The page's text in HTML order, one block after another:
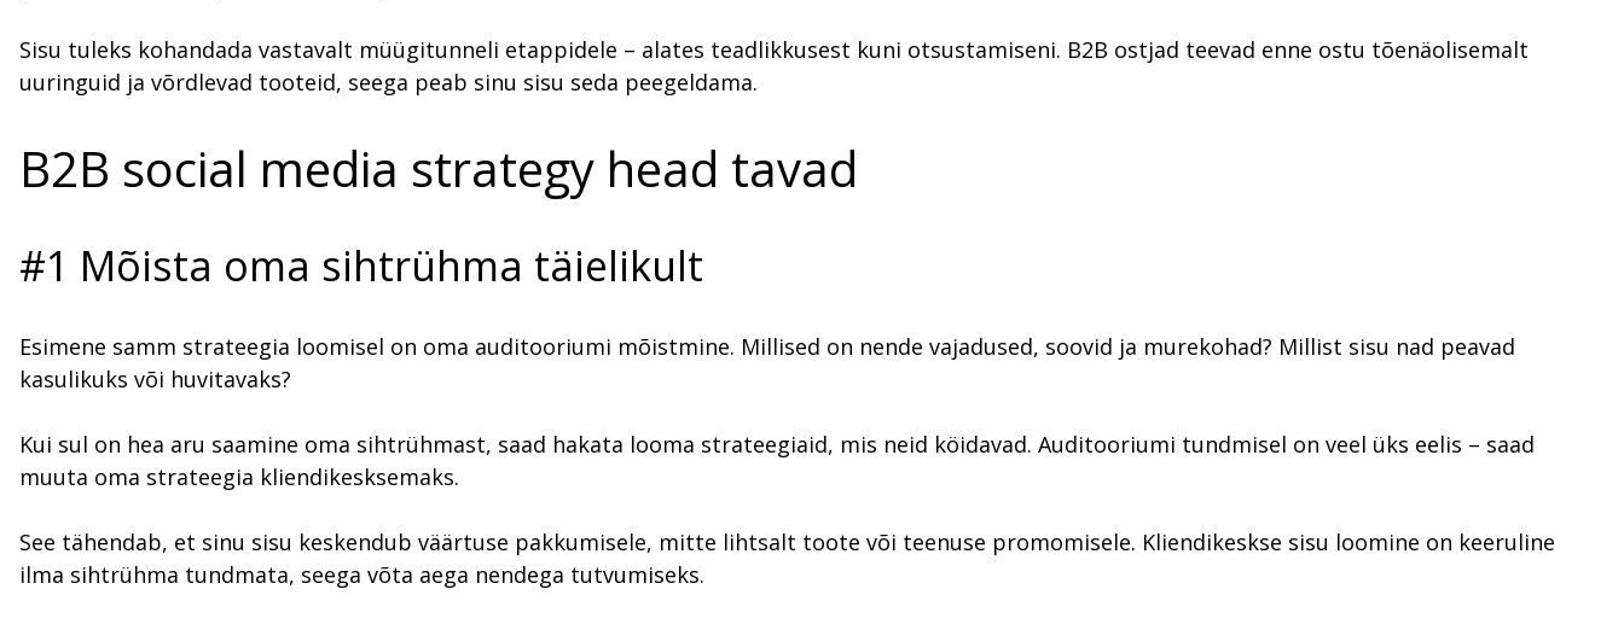
Sisu tuleks kohandada vastavalt müügitunneli etappidele – alates teadlikkusest kuni otsustamiseni. B2B ostjad teevad enne ostu tõenäolisemalt
uuringuid ja võrdlevad tooteid, seega peab sinu sisu seda peegeldama.
B2B social media strategy head tavad
#1 Mõista oma sihtrühma täielikult
Esimene samm strateegia loomisel on oma auditooriumi mõistmine. Millised on nende vajadused, soovid ja murekohad? Millist sisu nad peavad
kasulikuks või huvitavaks?
Kui sul on hea aru saamine oma sihtrühmast, saad hakata looma strateegiaid, mis neid köidavad. Auditooriumi tundmisel on veel üks eelis – saad
muuta oma strateegia kliendikesksemaks.
See tähendab, et sinu sisu keskendub väärtuse pakkumisele, mitte lihtsalt toote või teenuse promomisele. Kliendikeskse sisu loomine on keeruline
ilma sihtrühma tundmata, seega võta aega nendega tutvumiseks.